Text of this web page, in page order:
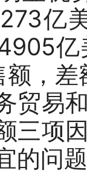
亿
额，
贸易
三项
的问